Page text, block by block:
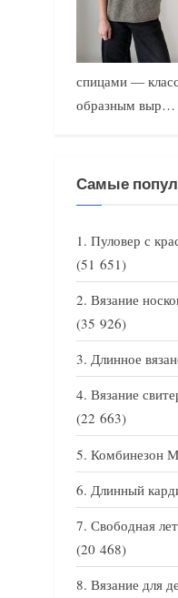
спицами —
образным выр…
Самые
Пуловер с
(51 651)
Вязание
(35 926)
Длинное
Вязание
(22 663)
Комбинезон
Длинный
Свободная
(20 468)
Вязание для